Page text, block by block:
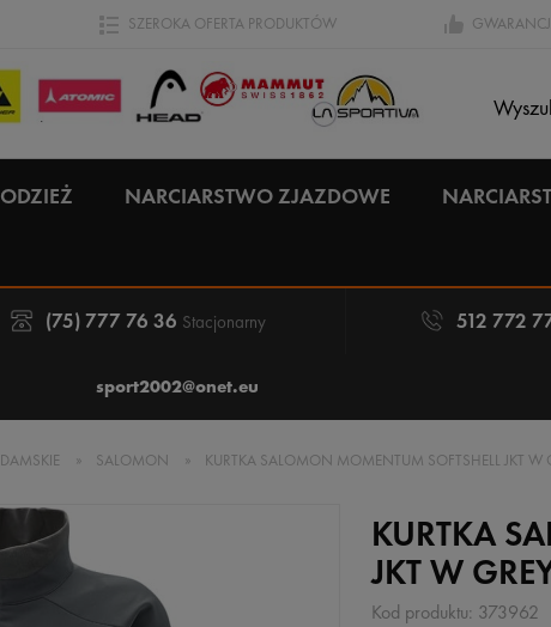
SZEROKA OFERTA PRODUKTÓW
ODZIEŻ NARCIARSTWO ZJAZDOWE
(75) 777 76 36 Stacjonarny 512 772
sport2002@onet.eu
DAMSKIE » SALOMON » KURTKA SALOMON MOMENTUM SOFTSHELL JKT W
KURTKA
JKT W
Kod produktu: 373962